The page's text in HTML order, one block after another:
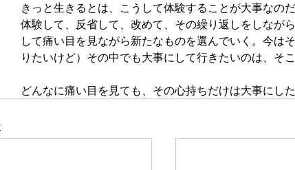
きっと生きるとは、こうして体験することが大事なのだ
体験して、反省して、改めて、その繰り返しをしなが
して痛い目を見ながら新たなものを選んでいく。今は
りたいけど）その中でも大事にして行きたいのは、そ
どんなに痛い目を見ても、その心持ちだけは大事にした